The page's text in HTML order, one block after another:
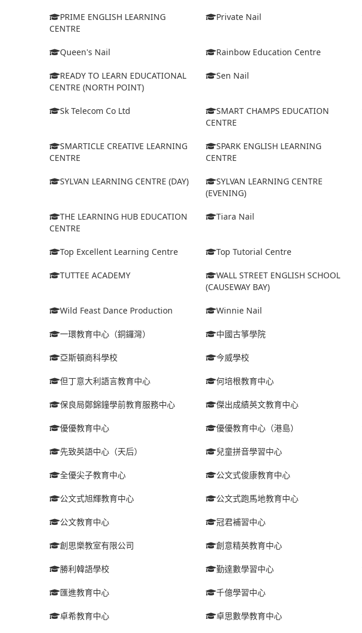
PRIME ENGLISH LEARNING
CENTRE
Private Nail
Queen's Nail Rainbow Education Centre
READY TO LEARN EDUCATIONAL
CENTRE (NORTH POINT)
Sen Nail
Sk Telecom Co Ltd
SMART CHAMPS EDUCATION
CENTRE
SMARTICLE CREATIVE LEARNING
CENTRE
SPARK ENGLISH LEARNING
CENTRE
SYLVAN LEARNING CENTRE (DAY)
SYLVAN LEARNING CENTRE
(EVENING)
THE LEARNING HUB EDUCATION
CENTRE
Tiara Nail
Top Excellent Learning Centre Top Tutorial Centre
TUTTEE ACADEMY
WALL STREET ENGLISH SCHOOL
(CAUSEWAY BAY)
Wild Feast Dance Production Winnie Nail
一環教育中心（銅鑼灣） 中國古箏學院
亞斯頓商科學校 今威學校
但丁意大利語言教育中心 何培根教育中心
保良局鄭錦鐘學前教育服務中心 傑出成績英文教育中心
優優教育中心 優優教育中心（港島）
先致英語中心（天后） 兒童拼音學習中心
全優尖子教育中心 公文式俊康教育中心
公文式旭輝教育中心 公文式跑馬地教育中心
公文教育中心 冠君補習中心
創思樂教室有限公司 創意精英教育中心
勝利韓語學校 勤達數學習中心
匯進教育中心 千億學習中心
卓希教育中心 卓思數學教育中心